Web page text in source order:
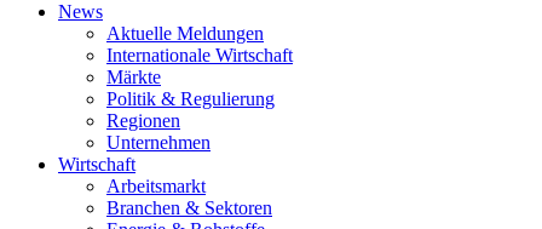
News
Aktuelle Meldungen
Internationale Wirtschaft
Märkte
Politik & Regulierung
Regionen
Unternehmen
Wirtschaft
Arbeitsmarkt
Branchen & Sektoren